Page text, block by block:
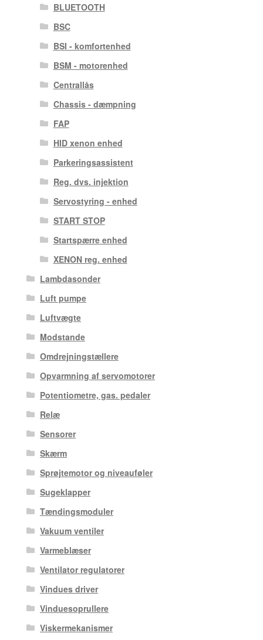
BLUETOOTH
BSC
BSI - komfortenhed
BSM - motorenhed
Centrallås
Chassis - dæmpning
FAP
HID xenon enhed
Parkeringsassistent
Reg. dvs. injektion
Servostyring - enhed
START STOP
Startspærre enhed
XENON reg. enhed
Lambdasonder
Luft pumpe
Luftvægte
Modstande
Omdrejningstællere
Opvarmning af servomotorer
Potentiometre, gas. pedaler
Relæ
Sensorer
Skærm
Sprøjtemotor og niveauføler
Sugeklapper
Tændingsmoduler
Vakuum ventiler
Varmeblæser
Ventilator regulatorer
Vindues driver
Vinduesoprullere
Viskermekanismer